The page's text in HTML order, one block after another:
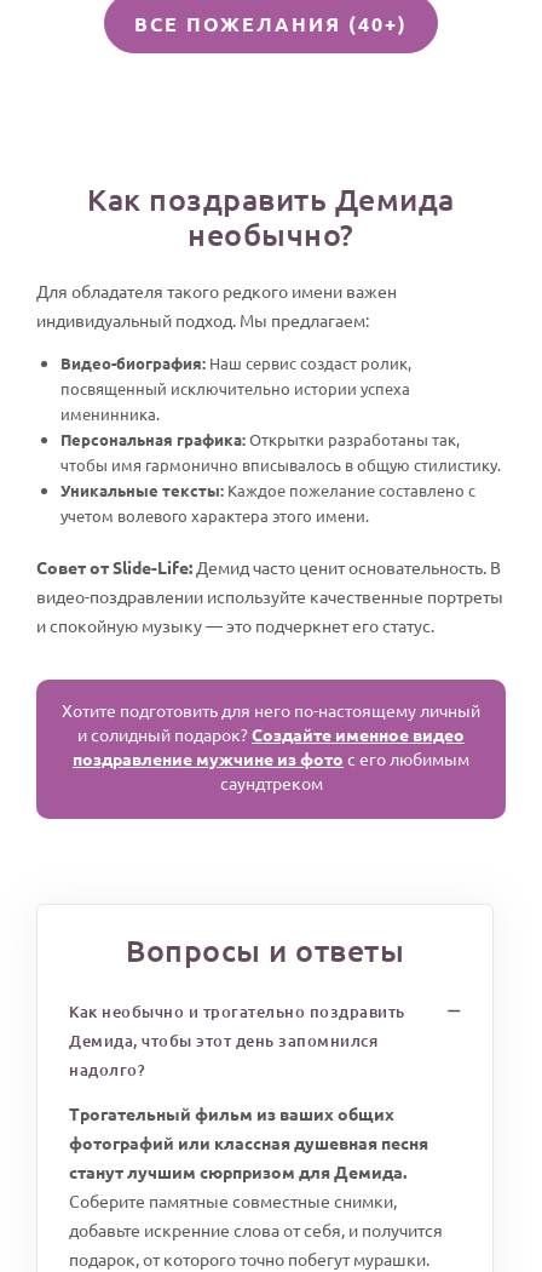
ВСЕ ПОЖЕЛАНИЯ (40+)
Как поздравить Демида
необычно?
Для обладателя такого редкого имени важен
индивидуальный подход. Мы предлагаем:
Видео-биография: Наш сервис создаст ролик,
посвященный исключительно истории успеха
именинника.
Персональная графика:Открытки разработаны так,
чтобы имя гармонично вписывалось в общую стилистику.
Уникальные тексты: Каждое пожелание составлено с
учетом волевого характера этого имени.
Совет от Slide-Life: Демид часто ценит основательность. В
видео-поздравлении используйте качественные портреты
и спокойную музыку — это подчеркнет его статус.
Хотите подготовить для него по-настоящему личный
и солидный подарок?Создайте именное видео
поздравление мужчине из фото с его любимым
саундтреком
Вопросы и ответы
Как необычно и трогательно поздравить
Демида, чтобы этот день запомнился
надолго?
Трогательный фильм из ваших общих
фотографий или классная душевная песня
станут лучшим сюрпризом для Демида.
Соберите памятные совместные снимки,
добавьте искренние слова от себя, и получится
подарок, от которого точно побегут мурашки.